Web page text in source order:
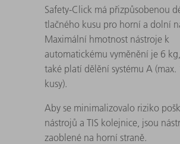
Safety-Click má přizpůsobenou
tlačného kusu pro horní a dolní
Maximální hmotnost nástroje k
automatickému vyměnění je 6
také platí dělění systému A (max.
kusy).
Aby se minimalizovalo riziko
nástrojů a TIS kolejnice, jsou
zaoblené na horní straně.